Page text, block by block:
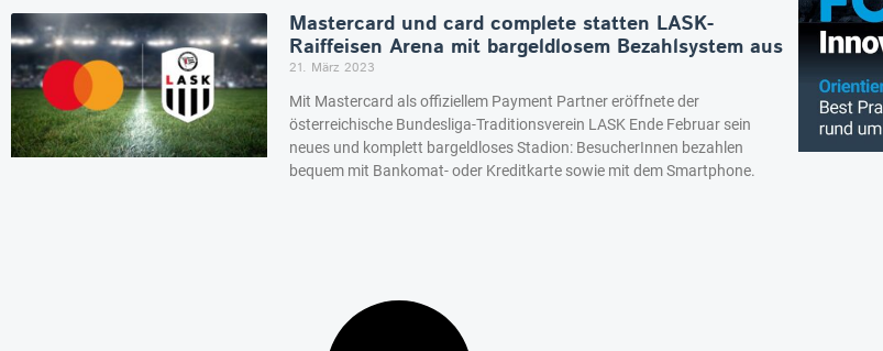
Mastercard und card complete statten LASK-
Raiffeisen Arena mit bargeldlosem Bezahlsystem aus
21. März 2023
Mit Mastercard als offiziellem Payment Partner eröffnete der
österreichische Bundesliga-Traditionsverein LASK Ende Februar sein
neues und komplett bargeldloses Stadion: BesucherInnen bezahlen
bequem mit Bankomat- oder Kreditkarte sowie mit dem Smartphone.